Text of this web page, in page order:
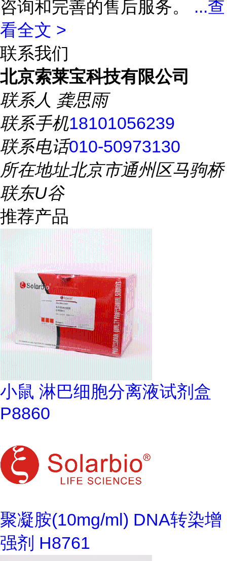
咨询和完善的售后服务。 ...查
看全文 >
联系我们
北京索莱宝科技有限公司
联系人 龚思雨
联系手机18101056239
联系电话010-50973130
所在地址北京市通州区马驹桥
联东U谷
推荐产品
小鼠 淋巴细胞分离液试剂盒
P8860
聚凝胺(10mg/ml) DNA转染增
强剂 H8761